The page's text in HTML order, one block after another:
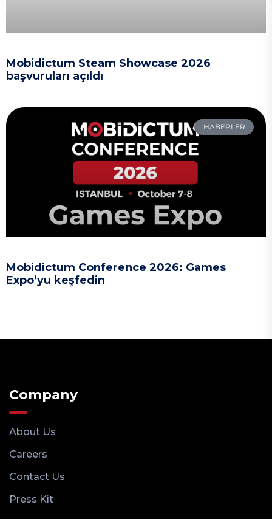
Mobidictum Steam Showcase 2026
başvuruları açıldı
HABERLER
Mobidictum Conference 2026: Games
Expo’yu keşfedin
Company
About Us
Careers
Contact Us
Press Kit